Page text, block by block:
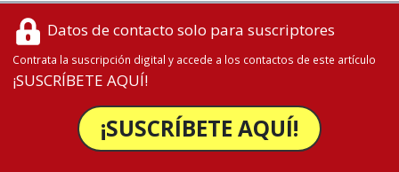
Datos de contacto solo para suscriptores
Contrata la suscripción digital y accede a los contactos de este artículo
¡SUSCRÍBETE AQUÍ!
¡SUSCRÍBETE AQUÍ!